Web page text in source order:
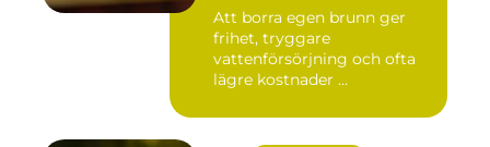
Att borra egen brunn ger
frihet, tryggare
vattenförsörjning och ofta
lägre kostnader ...